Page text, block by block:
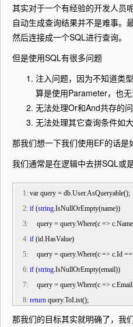
其实对于一个有经验的开发人员
自动生成查询结果并不是难事。
然后连接成一个SQL进行查询。
但是使用SQL有很多问题
注入问题，因为不知道类
算是使用Parameter，也
无法处理Or和And共存的
无法处理其它查询条件如
那我们想一下我们使用EF的话
我们通常是在逻辑中去拼SQL或
   1:
var query = db.User.AsQueryable();
   2:
if (string.IsNullOrEmpty(name))
   3:
query = query.Where(c =>
   4:
if (id.HasValue)
   5:
query = query.Where(c => c.Id ==
   6:
if (string.IsNullOrEmpty(email))
   7:
query = query.Where(c =>
   8:
return query.ToList();
那我们的目标其实就明确了，我